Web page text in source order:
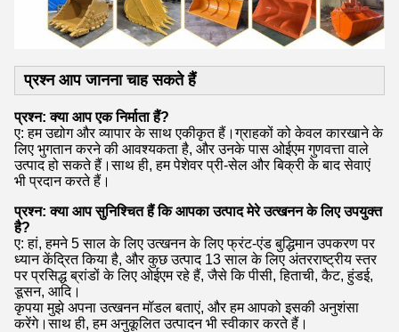
प्रश्न आप जानना चाह सकते हैं
प्रश्न: क्या आप एक निर्माता हैं?
ए: हम उद्योग और व्यापार के साथ एकीकृत हैं।ग्राहकों को केवल कारखाने के
लिए भुगतान करने की आवश्यकता है, और उनके पास ओईएम गुणवत्ता वाले
उत्पाद हो सकते हैं।साथ ही, हम पेशेवर प्री-सेल और बिक्री के बाद सेवाएं
भी प्रदान करते हैं।
प्रश्न: क्या आप सुनिश्चित हैं कि आपका उत्पाद मेरे उत्खनन के लिए उपयुक्त
है?
ए: हां, हमने 5 साल के लिए उत्खनन के लिए फ्रंट-एंड बुद्धिमान उपकरण पर
ध्यान केंद्रित किया है, और कुछ उत्पाद 13 साल के लिए अंतरराष्ट्रीय स्तर
पर प्रसिद्ध ब्रांडों के लिए ओईएम रहे हैं, जैसे कि पीसी, हिताची, कैट, हुंडई,
डूसन, आदि।
कृपया मुझे अपना उत्खनन मॉडल बताएं, और हम आपको इसकी अनुशंसा
करेंगे।साथ ही, हम अनुकूलित उत्पादन भी स्वीकार करते हैं।